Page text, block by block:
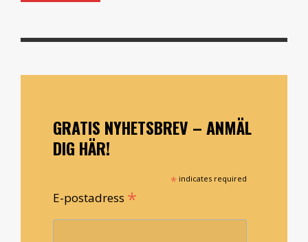
GRATIS NYHETSBREV – ANMÄL
DIG HÄR!
* indicates required
E-postadress *